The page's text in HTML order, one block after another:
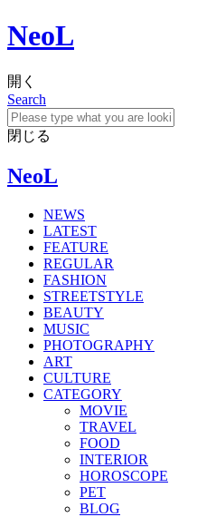
NeoL
開く
Search
閉じる
NeoL
NEWS
LATEST
FEATURE
REGULAR
FASHION
STREETSTYLE
BEAUTY
MUSIC
PHOTOGRAPHY
ART
CULTURE
CATEGORY
MOVIE
TRAVEL
FOOD
INTERIOR
HOROSCOPE
PET
BLOG